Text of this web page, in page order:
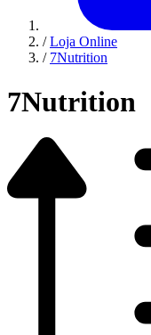
/ Loja Online
/ 7Nutrition
7Nutrition